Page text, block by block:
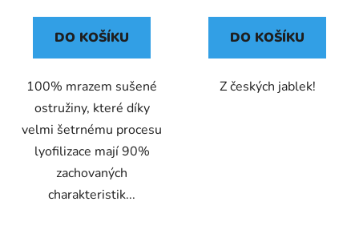
DO KOŠÍKU
100% mrazem sušené
ostružiny, které díky
velmi šetrnému procesu
lyofilizace mají 90%
zachovaných
charakteristik...
DO KOŠÍKU
Z českých jablek!